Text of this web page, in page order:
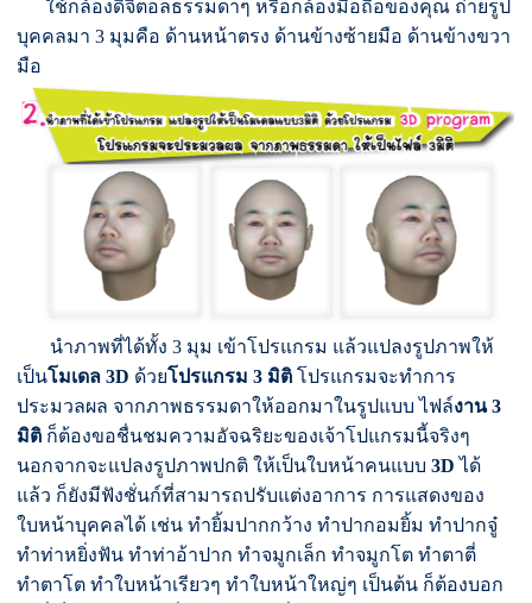
ใช้กล้องดิจิตอลธรรมดาๆ หรือกล้องมือถือของคุณ ถ่ายรูป
บุคคลมา 3 มุมคือ ด้านหน้าตรง ด้านข้างซ้ายมือ ด้านข้างขวา
มือ
นำภาพที่ได้ทั้ง 3 มุม เข้าโปรแกรม แล้วแปลงรูปภาพให้
เป็นโมเดล 3D ด้วยโปรแกรม 3 มิติ โปรแกรมจะทำการ
ประมวลผล จากภาพธรรมดาให้ออกมาในรูปแบบ ไฟล์งาน 3
มิติ ก็ต้องขอชื่นชมความอัจฉริยะของเจ้าโปแกรมนี้จริงๆ
นอกจากจะแปลงรูปภาพปกติ ให้เป็นใบหน้าคนแบบ3Dได้
แล้ว ก็ยังมีฟังชั่นก์ที่สามารถปรับแต่งอาการ การแสดงของ
ใบหน้าบุคคลได้ เช่น ทำยิ้มปากกว้าง ทำปากอมยิ้ม ทำปากจู๋
ทำท่าหยิ่งฟัน ทำท่าอ้าปาก ทำจมูกเล็ก ทำจมูกโต ทำตาตี่
ทำตาโต ทำใบหน้าเรียวๆ ทำใบหน้าใหญ่ๆ เป็นต้น ก็ต้องบอก